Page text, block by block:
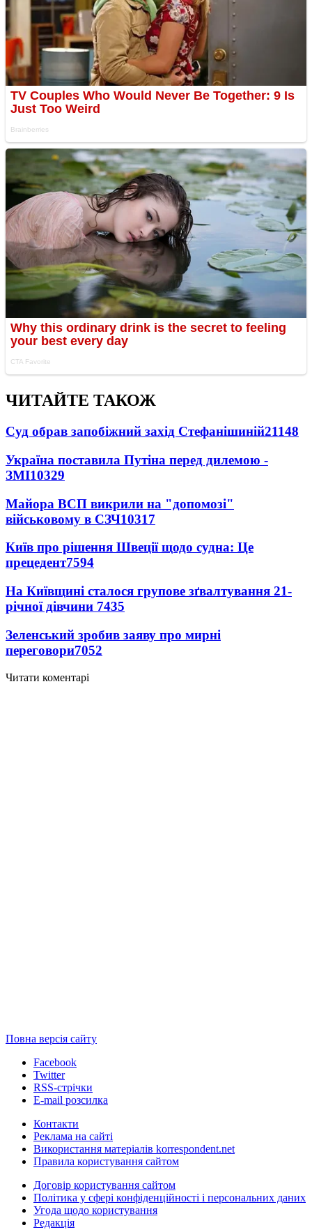
ЧИТАЙТЕ ТАКОЖ
Суд обрав запобіжний захід Стефанішиній21148
Україна поставила Путіна перед дилемою -
ЗМІ10329
Майора ВСП викрили на "допомозі"
військовому в СЗЧ10317
Київ про рішення Швеції щодо судна: Це
прецедент7594
На Київщині сталося групове зґвалтування 21-
річної дівчини 7435
Зеленський зробив заяву про мирні
переговори7052
Читати коментарі
Повна версія сайту
Facebook
Twitter
RSS-стрічки
E-mail розсилка
Контакти
Реклама на сайті
Використання матеріалів korrespondent.net
Правила користування сайтом
Договір користування сайтом
Політика у сфері конфіденційності і персональних даних
Угода щодо користування
Редакція